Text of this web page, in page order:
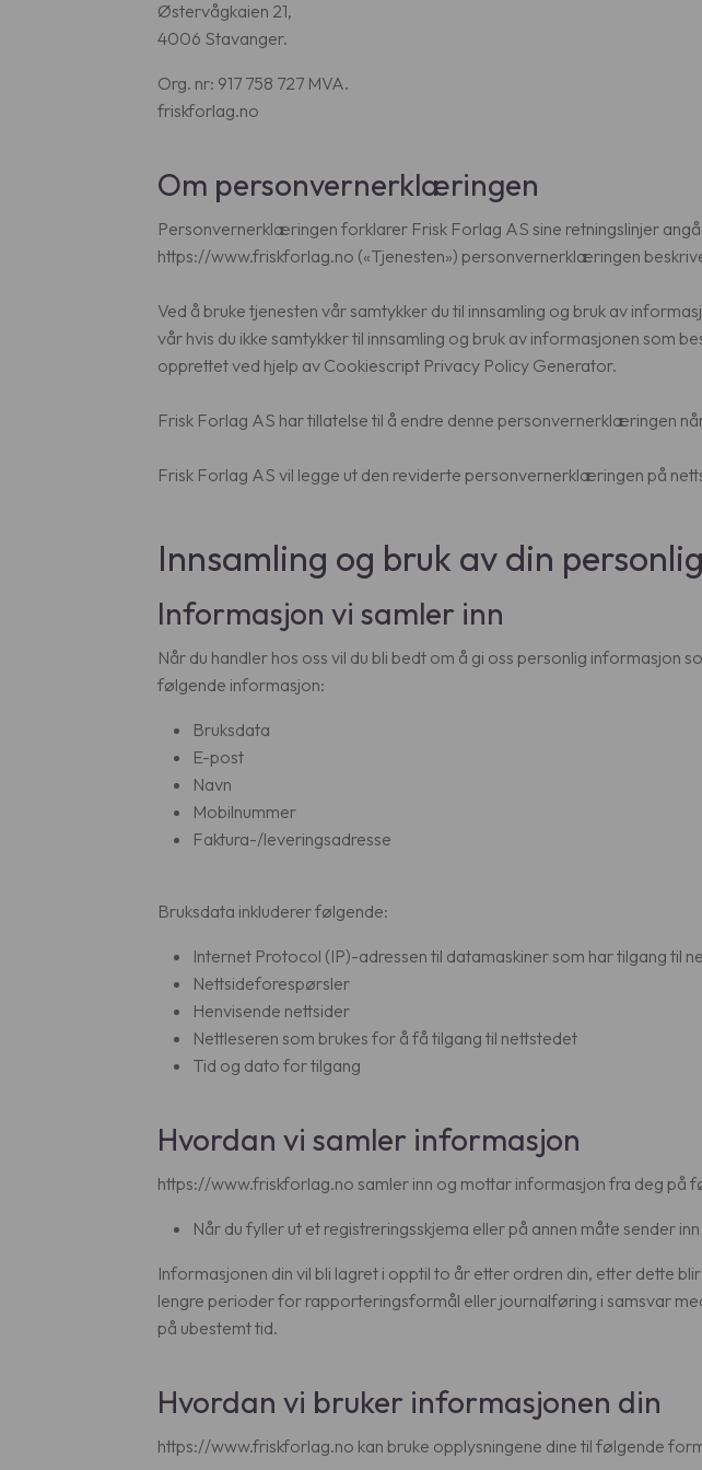
Østervågkaien 21,
4006 Stavanger.
Org. nr: 917 758 727 MVA.
friskforlag.no
Om personvernerklæringen
Personvernerklæringen forklarer Frisk Forlag AS sine retningslinjer
https://www.friskforlag.no («Tjenesten») personvernerklæringen
Ved å bruke tjenesten vår samtykker du til innsamling og bruk av
vår hvis du ikke samtykker til innsamling og bruk av informasjonen
opprettet ved hjelp av Cookiescript Privacy Policy Generator.
Frisk Forlag AS har tillatelse til å endre denne personvernerklæringen
Frisk Forlag AS vil legge ut den reviderte personvernerklæringen på
Innsamling og bruk av din
Informasjon vi samler inn
Når du handler hos oss vil du bli bedt om å gi oss personlig informasjon
følgende informasjon:
Bruksdata
E-post
Navn
Mobilnummer
Faktura-/leveringsadresse
Bruksdata inkluderer følgende:
Internet Protocol (IP)-adressen til datamaskiner som har tilgang til
Nettsideforespørsler
Henvisende nettsider
Nettleseren som brukes for å få tilgang til nettstedet
Tid og dato for tilgang
Hvordan vi samler informasjon
https://www.friskforlag.no samler inn og mottar informasjon fra deg på
Når du fyller ut et registreringsskjema eller på annen måte sender
Informasjonen din vil bli lagret i opptil to år etter ordren din, etter dette
lengre perioder for rapporteringsformål eller journalføring i samsvar
på ubestemt tid.
Hvordan vi bruker informasjonen din
https://www.friskforlag.no kan bruke opplysningene dine til følgende